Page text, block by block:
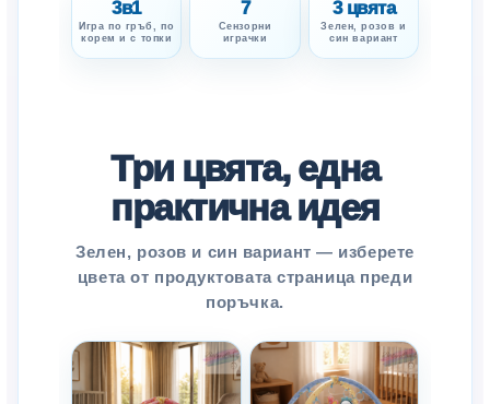
3в1
Игра по гръб, по
корем и с топки
7
Сензорни
играчки
3 цвята
Зелен, розов и
син вариант
Три цвята, една
практична идея
Зелен, розов и син вариант — изберете
цвета от продуктовата страница преди
поръчка.